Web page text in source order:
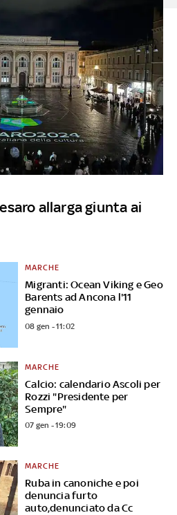
allarga giunta ai
Migranti: Ocean Viking e Geo
Barents ad Ancona l'11
gennaio
MARCHE
08 gen - 11:02
Calcio: calendario Ascoli per
Rozzi "Presidente per
Sempre"
MARCHE
07 gen - 19:09
Ruba in canoniche e poi
denuncia furto
auto,denunciato da Cc
MARCHE